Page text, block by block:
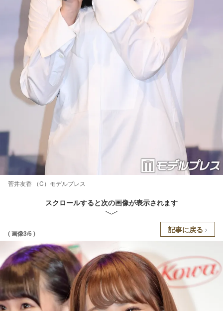
菅井友香 （C）モデルプレス
スクロールすると次の画像が表示されます
( 画像3/6 ) 記事に戻る